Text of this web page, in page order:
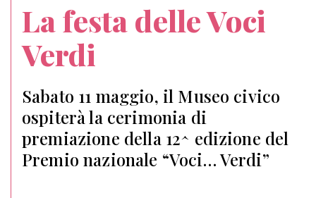
La festa delle Voci
Verdi
Sabato 11 maggio, il Museo civico
ospiterà la cerimonia di
premiazione della 12^ edizione del
Premio nazionale “Voci… Verdi”